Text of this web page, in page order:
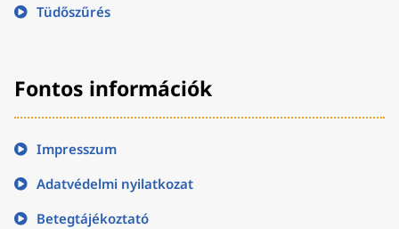
Tüdőszűrés
Fontos információk
Impresszum
Adatvédelmi nyilatkozat
Betegtájékoztató